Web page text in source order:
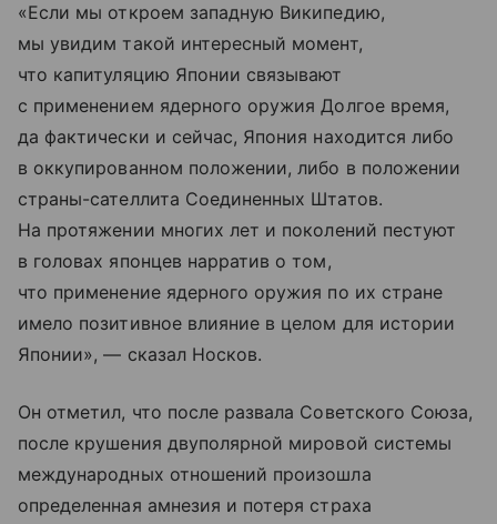
«Если мы откроем западную Википедию,
мы увидим такой интересный момент,
что капитуляцию Японии связывают
с применением ядерного оружия Долгое время,
да фактически и сейчас, Япония находится либо
в оккупированном положении, либо в положении
страны-сателлита Соединенных Штатов.
На протяжении многих лет и поколений пестуют
в головах японцев нарратив о том,
что применение ядерного оружия по их стране
имело позитивное влияние в целом для истории
Японии», — сказал Носков.
Он отметил, что после развала Советского Союза,
после крушения двуполярной мировой системы
международных отношений произошла
определенная амнезия и потеря страха